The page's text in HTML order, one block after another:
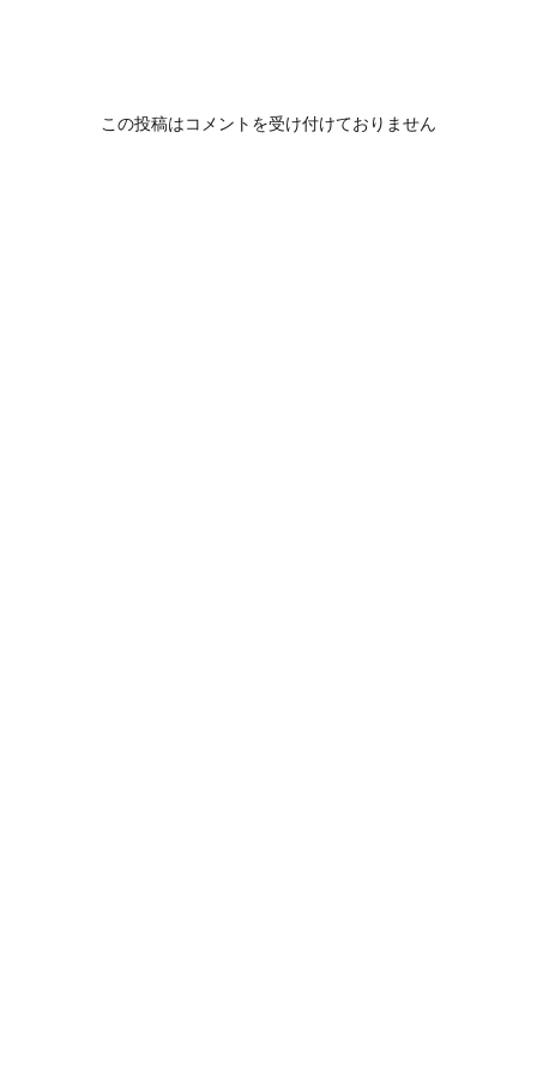
この投稿はコメントを受け付けておりません